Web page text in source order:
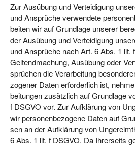
Zur Aus­übung und Ver­tei­di­gung
und Ansprü­che ver­wen­de­te
bei­ten wir auf Grund­la­ge unse­rer
der Aus­übung und Ver­tei­di­gung
und Ansprü­che nach Art. 6 Abs. 1 lit.
Gel­tend­ma­chung, Aus­übung oder
sprü­chen die Ver­ar­bei­tung
zo­ge­ner Daten erfor­der­lich ist,
bei­tun­gen zusätz­lich auf Grund­la­ge
f DSGVO vor. Zur Auf­klä­rung von
wir per­so­nen­be­zo­ge­ne Daten auf
sen an der Auf­klä­rung von
6 Abs. 1 lit. f DSGVO. Da Ihrer­seits